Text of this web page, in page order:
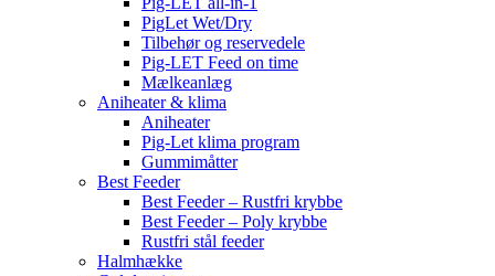
PigLet Wet/Dry
Tilbehør og reservedele
Pig-LET Feed on time
Mælkeanlæg
Aniheater & klima
Aniheater
Pig-Let klima program
Gummimåtter
Best Feeder
Best Feeder – Rustfri krybbe
Best Feeder – Poly krybbe
Rustfri stål feeder
Halmhække